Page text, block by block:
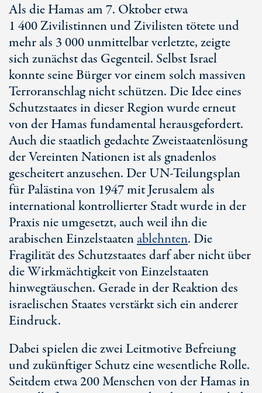
Als die Hamas am 7. Oktober etwa
1 400 Zivilistinnenund Zivilisten tötete und
mehr als 3 000unmittelbar verletzte, zeigte
sich zunächst das Gegenteil. Selbst Israel
konnte seine Bürger vor einem solch massiven
Terroranschlag nicht schützen. Die Idee eines
Schutzstaates in dieser Region wurde erneut
von der Hamas fundamental herausgefordert.
Auch die staatlich gedachte Zweistaatenlösung
der Vereinten Nationen ist als gnadenlos
gescheitert anzusehen. DerUN-Teilungsplan
für Palästina von 1947 mit Jerusalem als
international kontrollierter Stadt wurde in der
Praxis nie umgesetzt, auch weil ihn die
arabischen Einzelstaatenablehnten. Die
Fragilität des Schutzstaates darf aber nicht über
die Wirkmächtigkeit von Einzelstaaten
hinwegtäuschen. Gerade in der Reaktion des
israelischen Staates verstärkt sich ein anderer
Eindruck.
Dabei spielen die zwei Leitmotive Befreiung
und zukünftiger Schutz eine wesentliche Rolle.
Seitdem etwa200 Menschenvon der Hamas in